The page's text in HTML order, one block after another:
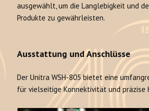
ausgewählt, um die Langlebigkeit und
Produkte zu gewährleisten.
Ausstattung und Anschlüsse
Der Unitra WSH-805 bietet eine
für vielseitige Konnektivität und präzise